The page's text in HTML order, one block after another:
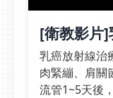
[衛教影片]
| 光田綜合
乳癌放射線治
肉緊繃、肩關
流管1~5天後